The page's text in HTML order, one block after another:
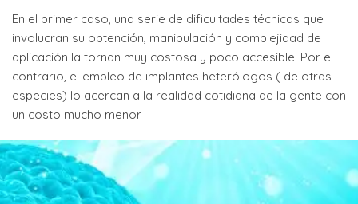
En el primer caso, una serie de dificultades técnicas que
involucran su obtención, manipulación y complejidad de
aplicación la tornan muy costosa y poco accesible. Por el
contrario, el empleo de implantes heterólogos ( de otras
especies) lo acercan a la realidad cotidiana de la gente con
un costo mucho menor.